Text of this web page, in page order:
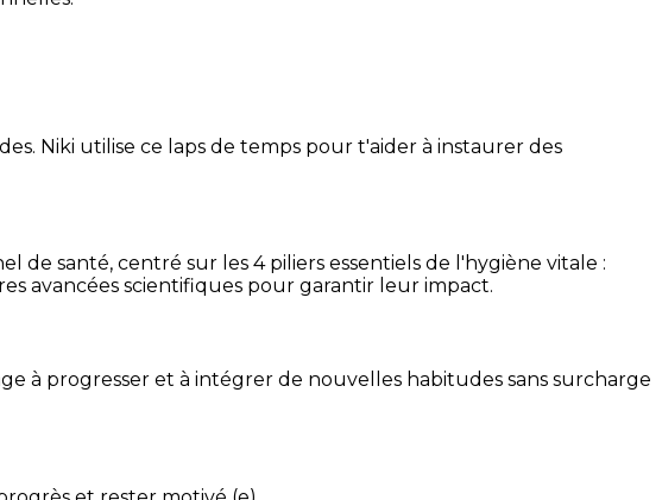
Niki utilise ce laps de temps pour t'aider à instaurer des
santé, centré sur les 4 piliers essentiels de l'hygiène vitale :
avancées scientifiques pour garantir leur impact.
à progresser et à intégrer de nouvelles habitudes sans surcharge